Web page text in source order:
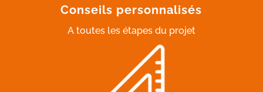
Conseils personnalisés
A toutes les étapes du projet